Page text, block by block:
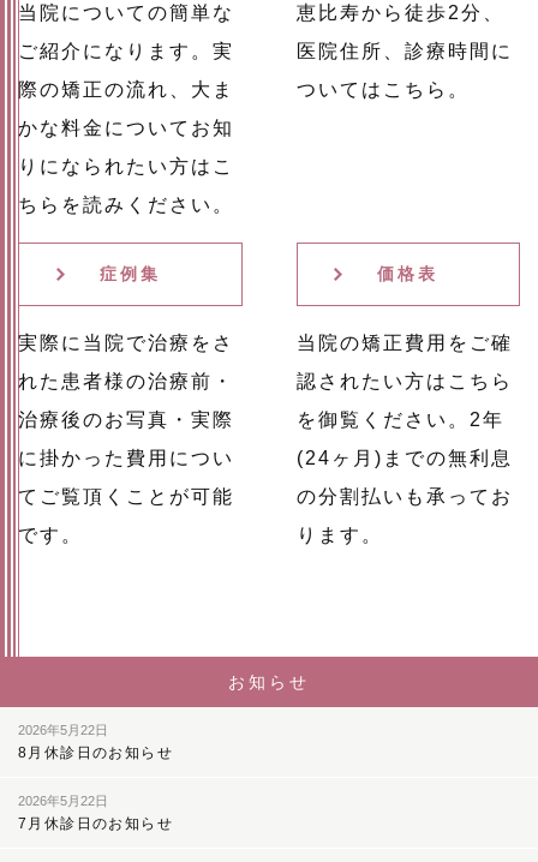
当院についての簡単な
ご紹介になります。実
際の矯正の流れ、大ま
かな料金についてお知
りになられたい方はこ
ちらを読みください。
恵比寿から徒歩2分、
医院住所、診療時間に
ついてはこちら。
症例集
実際に当院で治療をさ
れた患者様の治療前・
治療後のお写真・実際
に掛かった費用につい
てご覧頂くことが可能
です。
価格表
当院の矯正費用をご確
認されたい方はこちら
を御覧ください。2年
(24ヶ月)までの無利息
の分割払いも承ってお
ります。
お知らせ
2026年5月22日
8月休診日のお知らせ
2026年5月22日
7月休診日のお知らせ